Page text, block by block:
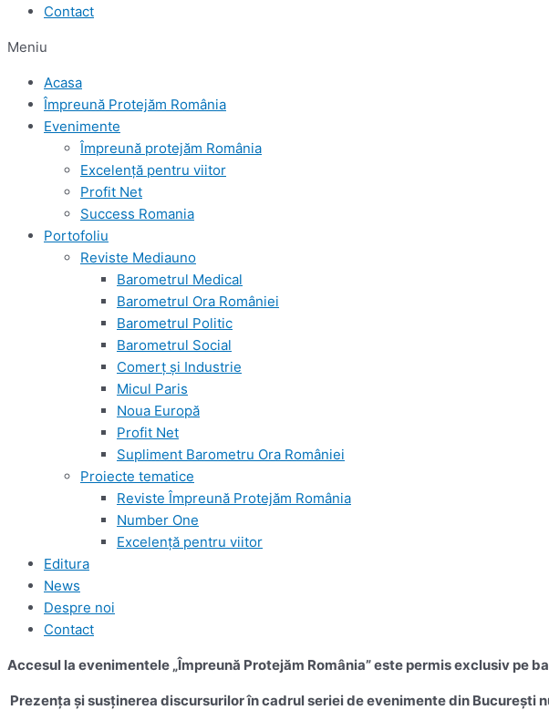
Contact
Meniu
Acasa
Împreună Protejăm România
Evenimente
Împreună protejăm România
Excelență pentru viitor
Profit Net
Success Romania
Portofoliu
Reviste Mediauno
Barometrul Medical
Barometrul Ora României
Barometrul Politic
Barometrul Social
Comerț și Industrie
Micul Paris
Noua Europă
Profit Net
Supliment Barometru Ora României
Proiecte tematice
Reviste Împreună Protejăm România
Number One
Excelență pentru viitor
Editura
News
Despre noi
Contact
Accesul la evenimentele „Împreună Protejăm România” este permis exclusiv pe
Prezența și susținerea discursurilor în cadrul seriei de evenimente din